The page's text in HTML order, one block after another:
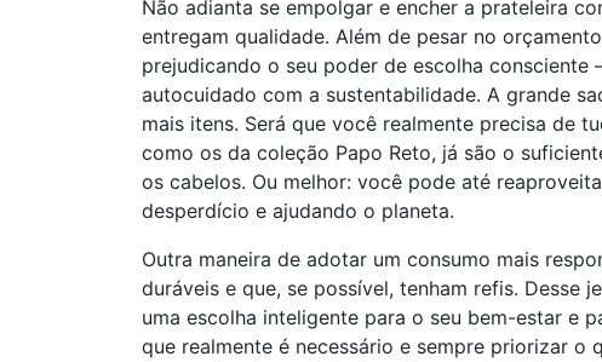
Não adianta se empolgar e encher a prateleira
entregam qualidade. Além de pesar no
prejudicando o seu poder de escolha consciente
autocuidado com a sustentabilidade. A grande
mais itens. Será que você realmente precisa de
como os da coleção Papo Reto, já são o
os cabelos. Ou melhor: você pode até
desperdício e ajudando o planeta.
Outra maneira de adotar um consumo mais
duráveis e que, se possível, tenham refis. Desse
uma escolha inteligente para o seu bem-estar e
que realmente é necessário e sempre priorizar o